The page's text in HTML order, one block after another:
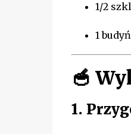
1/2
1
🥣
1.